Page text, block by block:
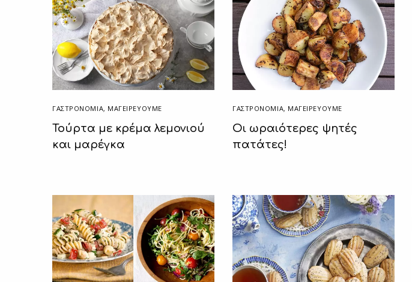
ΓΑΣΤΡΟΝΟΜΙΑ, ΜΑΓΕΙΡΕΎΟΥΜΕ
Τούρτα με κρέμα λεμονιού
και μαρέγκα
ΓΑΣΤΡΟΝΟΜΙΑ, ΜΑΓΕΙΡΕΎΟΥΜΕ
Οι ωραιότερες ψητές
πατάτες!